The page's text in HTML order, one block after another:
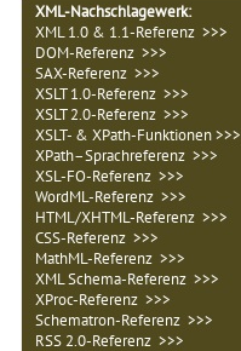
XML-Nachschlagewerk:
XML 1.0 & 1.1-Referenz >>>
DOM-Referenz >>>
SAX-Referenz >>>
XSLT 1.0-Referenz >>>
XSLT 2.0-Referenz >>>
XSLT- & XPath-Funktionen >>>
XPath–Sprachreferenz >>>
XSL-FO-Referenz >>>
WordML-Referenz >>>
HTML/XHTML-Referenz >>>
CSS-Referenz >>>
MathML-Referenz >>>
XML Schema-Referenz >>>
XProc-Referenz >>>
Schematron-Referenz >>>
RSS 2.0-Referenz >>>